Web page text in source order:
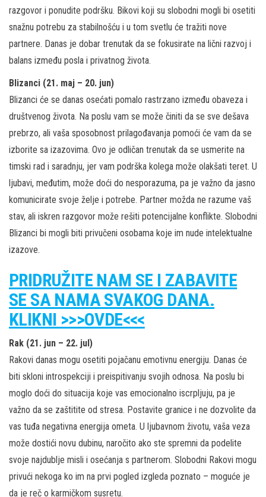
razgovor i ponudite podršku. Bikovi koji su slobodni mogli bi osetiti
snažnu potrebu za stabilnošću i u tom svetlu će tražiti nove
partnere. Danas je dobar trenutak da se fokusirate na lični razvoj i
balans između posla i privatnog života.
Blizanci (21. maj – 20. jun)
Blizanci će se danas osećati pomalo rastrzano između obaveza i
društvenog života. Na poslu vam se može činiti da se sve dešava
prebrzo, ali vaša sposobnost prilagođavanja pomoći će vam da se
izborite sa izazovima. Ovo je odličan trenutak da se usmerite na
timski rad i saradnju, jer vam podrška kolega može olakšati teret. U
ljubavi, međutim, može doći do nesporazuma, pa je važno da jasno
komunicirate svoje želje i potrebe. Partner možda ne razume vaš
stav, ali iskren razgovor može rešiti potencijalne konflikte. Slobodni
Blizanci bi mogli biti privučeni osobama koje im nude intelektualne
izazove.
PRIDRUŽITE NAM SE I ZABAVITE
SE SA NAMA SVAKOG DANA.
KLIKNI >>>OVDE<<<
Rak (21. jun – 22. jul)
Rakovi danas mogu osetiti pojačanu emotivnu energiju. Danas će
biti skloni introspekciji i preispitivanju svojih odnosa. Na poslu bi
moglo doći do situacija koje vas emocionalno iscrpljuju, pa je
važno da se zaštitite od stresa. Postavite granice i ne dozvolite da
vas tuđa negativna energija ometa. U ljubavnom životu, vaša veza
može dostići novu dubinu, naročito ako ste spremni da podelite
svoje najdublje misli i osećanja s partnerom. Slobodni Rakovi mogu
privući nekoga ko im na prvi pogled izgleda poznato – moguće je
da je reč o karmičkom susretu.